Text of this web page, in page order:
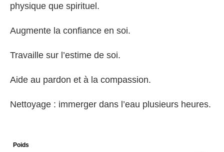
physique que spirituel.
Augmente la confiance en soi.
Travaille sur l’estime de soi.
Aide au pardon et à la compassion.
Nettoyage : immerger dans l’eau plusieurs heures.
Poids